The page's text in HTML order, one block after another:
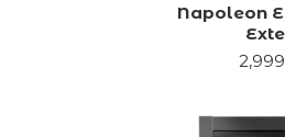
Napoleon